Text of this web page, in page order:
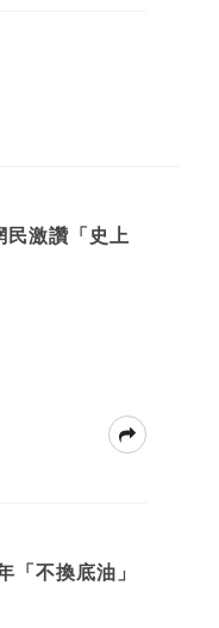
激讚「史上
「不換底油」